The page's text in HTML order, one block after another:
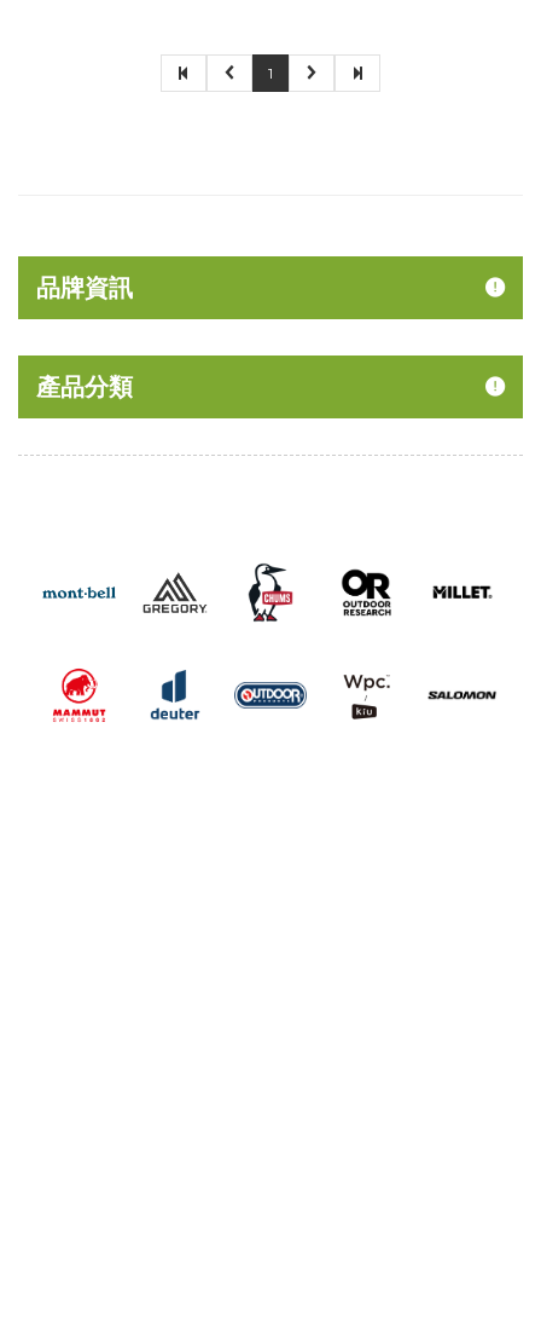
1
品牌資訊
產品分類